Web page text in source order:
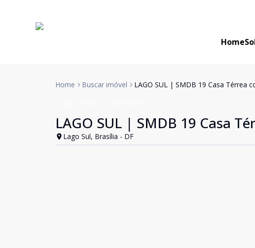
Home
Home Buscar imóvel LAGO SUL | SMDB 19 Casa Térrea
LAGO SUL | SMDB 19 Casa
Lago Sul, Brasília - DF